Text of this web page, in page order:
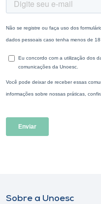
Sobre a Unoesc